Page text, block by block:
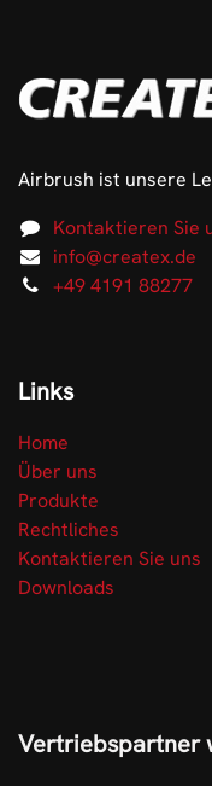
Airbrush ist unsere
Kontaktieren Sie
info@createx.de
+49 4191 88277
Links
Home
Über uns
Produkte
Rechtliches
Kontaktieren Sie uns
Downloads
Vertriebspartner